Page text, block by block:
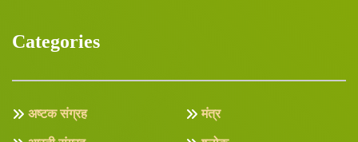
Categories
अष्टक संग्रह मंत्र